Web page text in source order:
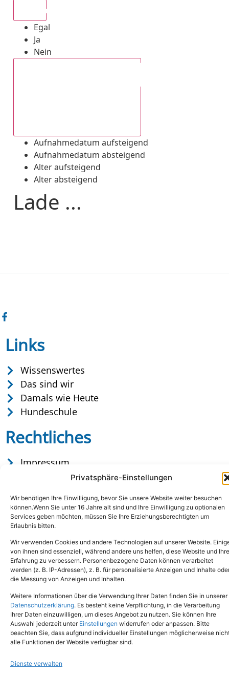
Privatsphäre-Einstellungen
Wir benötigen Ihre Einwilligung, bevor Sie unsere Website weiter besuchen
können.Wenn Sie unter 16 Jahre alt sind und Ihre Einwilligung zu optionalen
Services geben möchten, müssen Sie Ihre Erziehungsberechtigten um
Erlaubnis bitten.
Wir verwenden Cookies und andere Technologien auf unserer Website.
von ihnen sind essenziell, während andere uns helfen, diese Website und Ihre
Erfahrung zu verbessern. Personenbezogene Daten können verarbeitet
werden (z. B. IP-Adressen), z. B. für personalisierte Anzeigen und Inhalte
die Messung von Anzeigen und Inhalten.
Weitere Informationen über die Verwendung Ihrer Daten finden Sie in unserer
Datenschutzerklärung. Es besteht keine Verpflichtung, in die Verarbeitung
Ihrer Daten einzuwilligen, um dieses Angebot zu nutzen. Sie können Ihre
Auswahl jederzeit unter Einstellungen widerrufen oder anpassen. Bitte
beachten Sie, dass aufgrund individueller Einstellungen möglicherweise
alle Funktionen der Website verfügbar sind.
Dienste verwalten
Egal
Ja
Nein
Aufnahmedatum aufsteigend
Aufnahmedatum absteigend
Alter aufsteigend
Alter absteigend
Lade ...
Links
Wissenswertes
Das sind wir
Damals wie Heute
Hundeschule
Rechtliches
Impressum
Datenschutz
Copyright © 2024. Alle Rechte vorbehalten.
Tel.: (02651) - 77438info@tierheim-mayen.de
In der Pluns 1, 56727 Mayen